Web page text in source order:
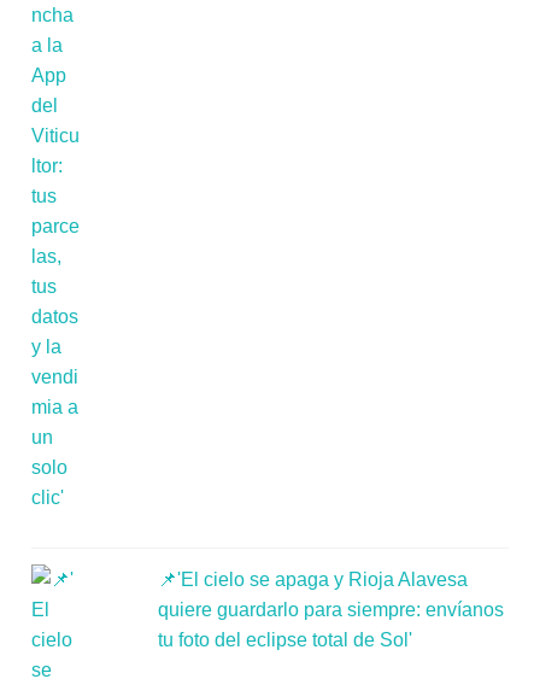
📌'El cielo se apaga y Rioja Alavesa
quiere guardarlo para siempre: envíanos
tu foto del eclipse total de Sol'